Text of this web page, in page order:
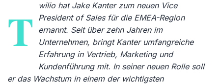
T
wilio hat Jake Kanter zum neuen Vice
President of Sales für die EMEA-Region
ernannt. Seit über zehn Jahren im
Unternehmen, bringt Kanter umfangreiche
Erfahrung in Vertrieb, Marketing und
Kundenführung mit. In seiner neuen Rolle soll
er das Wachstum in einem der wichtigsten